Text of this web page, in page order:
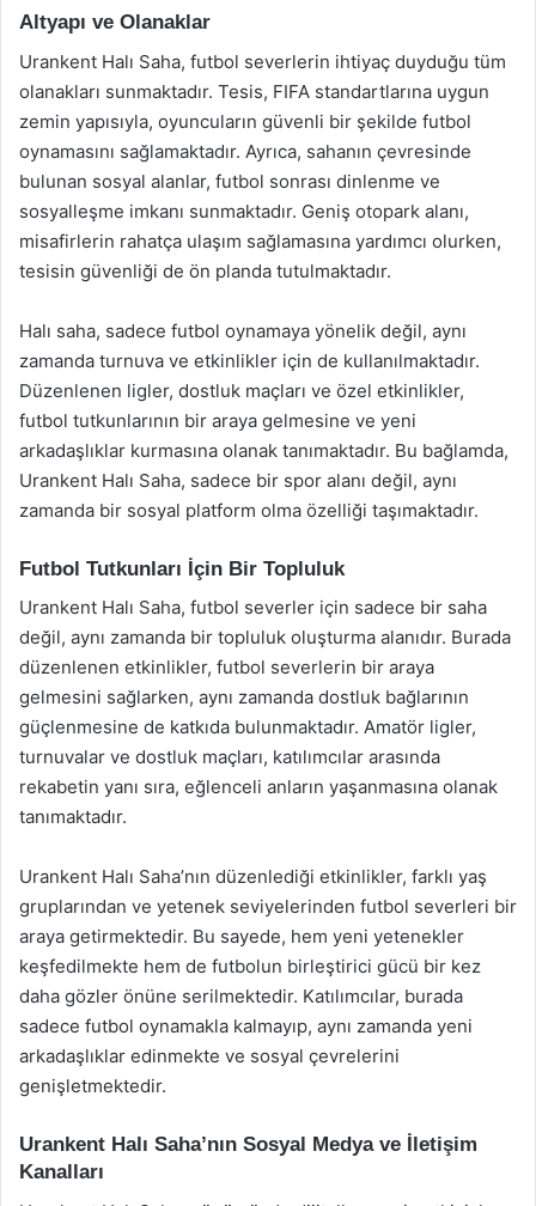
Altyapı ve Olanaklar
Urankent Halı Saha, futbol severlerin ihtiyaç duyduğu tüm
olanakları sunmaktadır. Tesis, FIFA standartlarına uygun
zemin yapısıyla, oyuncuların güvenli bir şekilde futbol
oynamasını sağlamaktadır. Ayrıca, sahanın çevresinde
bulunan sosyal alanlar, futbol sonrası dinlenme ve
sosyalleşme imkanı sunmaktadır. Geniş otopark alanı,
misafirlerin rahatça ulaşım sağlamasına yardımcı olurken,
tesisin güvenliği de ön planda tutulmaktadır.
Halı saha, sadece futbol oynamaya yönelik değil, aynı
zamanda turnuva ve etkinlikler için de kullanılmaktadır.
Düzenlenen ligler, dostluk maçları ve özel etkinlikler,
futbol tutkunlarının bir araya gelmesine ve yeni
arkadaşlıklar kurmasına olanak tanımaktadır. Bu bağlamda,
Urankent Halı Saha, sadece bir spor alanı değil, aynı
zamanda bir sosyal platform olma özelliği taşımaktadır.
Futbol Tutkunları İçin Bir Topluluk
Urankent Halı Saha, futbol severler için sadece bir saha
değil, aynı zamanda bir topluluk oluşturma alanıdır. Burada
düzenlenen etkinlikler, futbol severlerin bir araya
gelmesini sağlarken, aynı zamanda dostluk bağlarının
güçlenmesine de katkıda bulunmaktadır. Amatör ligler,
turnuvalar ve dostluk maçları, katılımcılar arasında
rekabetin yanı sıra, eğlenceli anların yaşanmasına olanak
tanımaktadır.
Urankent Halı Saha’nın düzenlediği etkinlikler, farklı yaş
gruplarından ve yetenek seviyelerinden futbol severleri bir
araya getirmektedir. Bu sayede, hem yeni yetenekler
keşfedilmekte hem de futbolun birleştirici gücü bir kez
daha gözler önüne serilmektedir. Katılımcılar, burada
sadece futbol oynamakla kalmayıp, aynı zamanda yeni
arkadaşlıklar edinmekte ve sosyal çevrelerini
genişletmektedir.
Urankent Halı Saha’nın Sosyal Medya ve İletişim
Kanalları